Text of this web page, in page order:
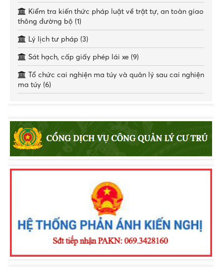
Kiểm tra kiến thức pháp luật về trật tự, an toàn giao
thông đường bộ (1)
Lý lịch tư pháp (3)
Sát hạch, cấp giấy phép lái xe (9)
Tổ chức cai nghiện ma túy và quản lý sau cai nghiện
ma túy (6)